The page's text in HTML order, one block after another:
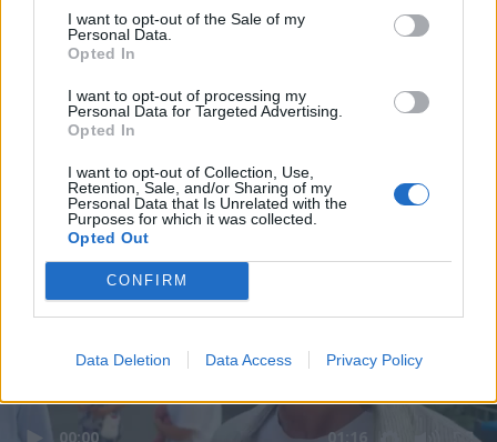
I want to opt-out of the Sale of my
Personal Data.
Opted In
I want to opt-out of processing my
Personal Data for Targeted Advertising.
Opted In
I want to opt-out of Collection, Use,
Retention, Sale, and/or Sharing of my
Personal Data that Is Unrelated with the
Purposes for which it was collected.
Opted Out
CONFIRM
Data Deletion Data Access Privacy Policy
00:00 01:16